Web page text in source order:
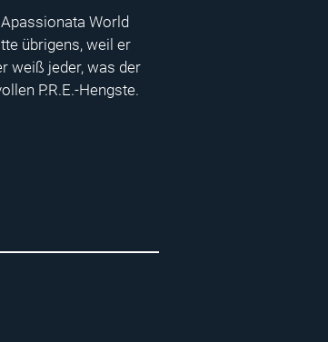
World
übrigens, weil er
weiß jeder, was der
P.R.E.-Hengste.